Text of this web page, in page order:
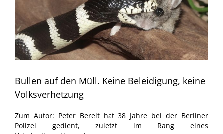
Bullen auf den Müll. Keine Beleidigung, keine
Volksverhetzung
Zum Autor: Peter Bereit hat 38 Jahre bei der Berliner
Polizei gedient, zuletzt im Rang eines